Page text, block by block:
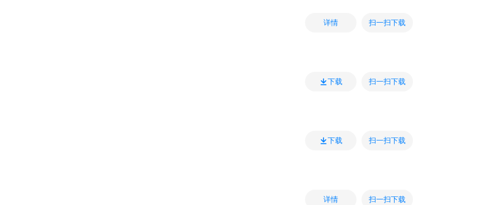
详情 扫一扫下载
下载 扫一扫下载
下载 扫一扫下载
详情 扫一扫下载